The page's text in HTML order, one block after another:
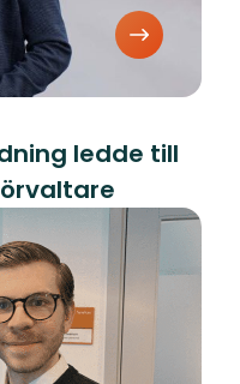
ledde till